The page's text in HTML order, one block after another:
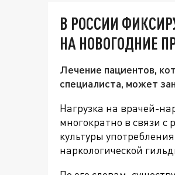
В РОССИИ
НА НОВОГОДНИЕ
Лечение пациентов,
специалиста, может
Нагрузка на врачей-
многократно в связи с
культуры
наркологической